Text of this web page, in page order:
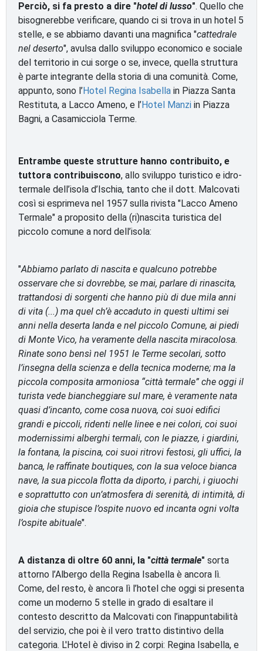
Perciò, si fa presto a dire "hotel di lusso". Quello che
bisognerebbe verificare, quando ci si trova in un hotel 5
stelle, e se abbiamo davanti una magnifica "cattedrale
nel deserto", avulsa dallo sviluppo economico e sociale
del territorio in cui sorge o se, invece, quella struttura
è parte integrante della storia di una comunità. Come,
appunto, sono l’Hotel Regina Isabella in Piazza Santa
Restituta, a Lacco Ameno, e l’Hotel Manzi in Piazza
Bagni, a Casamicciola Terme.
Entrambe queste strutture hanno contribuito, e
tuttora contribuiscono, allo sviluppo turistico e idro-
termale dell’isola d’Ischia, tanto che il dott. Malcovati
così si esprimeva nel 1957 sulla rivista "Lacco Ameno
Termale" a proposito della (ri)nascita turistica del
piccolo comune a nord dell’isola:
"Abbiamo parlato di nascita e qualcuno potrebbe
osservare che si dovrebbe, se mai, parlare di rinascita,
trattandosi di sorgenti che hanno più di due mila anni
di vita (...) ma quel ch’è accaduto in questi ultimi sei
anni nella deserta landa e nel piccolo Comune, ai piedi
di Monte Vico, ha veramente della nascita miracolosa.
Rinate sono bensì nel 1951 le Terme secolari, sotto
l’insegna della scienza e della tecnica moderne; ma la
piccola composita armoniosa “città termale” che oggi il
turista vede biancheggiare sul mare, è veramente nata
quasi d’incanto, come cosa nuova, coi suoi edifici
grandi e piccoli, ridenti nelle linee e nei colori, coi suoi
modernissimi alberghi termali, con le piazze, i giardini,
la fontana, la piscina, coi suoi ritrovi festosi, gli uffici, la
banca, le raffinate boutiques, con la sua veloce bianca
nave, la sua piccola flotta da diporto, i parchi, i giuochi
e soprattutto con un’atmosfera di serenità, di intimità, di
gioia che stupisce l’ospite nuovo ed incanta ogni volta
l’ospite abituale".
A distanza di oltre 60 anni, la "città termale" sorta
attorno l’Albergo della Regina Isabella è ancora lì.
Come, del resto, è ancora lì l’hotel che oggi si presenta
come un moderno 5 stelle in grado di esaltare il
contesto descritto da Malcovati con l’inappuntabilità
del servizio, che poi è il vero tratto distintivo della
categoria. L'Hotel è diviso in 2 corpi: Regina Isabella, e